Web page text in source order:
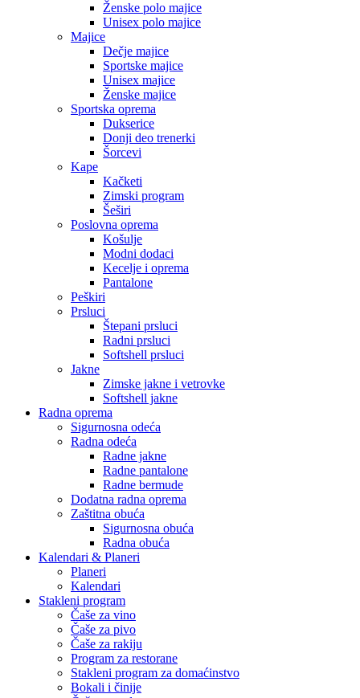
Ženske polo majice
Unisex polo majice
Majice
Dečje majice
Sportske majice
Unisex majice
Ženske majice
Sportska oprema
Dukserice
Donji deo trenerki
Šorcevi
Kape
Kačketi
Zimski program
Šeširi
Poslovna oprema
Košulje
Modni dodaci
Kecelje i oprema
Pantalone
Peškiri
Prsluci
Štepani prsluci
Radni prsluci
Softshell prsluci
Jakne
Zimske jakne i vetrovke
Softshell jakne
Radna oprema
Sigurnosna odeća
Radna odeća
Radne jakne
Radne pantalone
Radne bermude
Dodatna radna oprema
Zaštitna obuća
Sigurnosna obuća
Radna obuća
Kalendari & Planeri
Planeri
Kalendari
Stakleni program
Čaše za vino
Čaše za pivo
Čaše za rakiju
Program za restorane
Stakleni program za domaćinstvo
Bokali i činije